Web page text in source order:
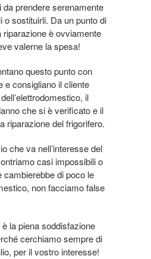
da prendere serenamente
o sostituirli. Da un punto di
è ovviamente
valerne la spesa!
questo punto con
e consigliano il cliente
il
che si è verificato e il
riparazione del frigorifero.
che va nell’interesse del
casi impossibili o
cambierebbe di poco le
non facciamo false
la piena soddisfazione
cerchiamo sempre di
per il vostro interesse!